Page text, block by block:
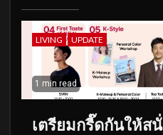
LIVING UPDATE
1 min read
เตรียมกรี๊ดกันให้ส